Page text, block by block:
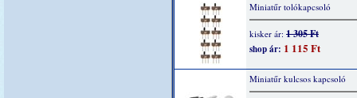
Miniatűr tolókapcsoló
kisker ár: 1 305 Ft
shop ár: 1 115 Ft
Miniatűr kulcsos kapcsoló